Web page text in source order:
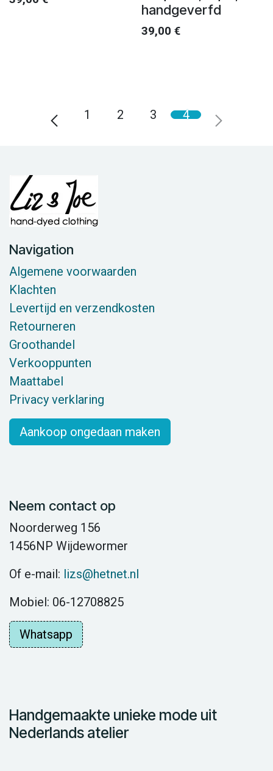
handgeverfd
39,00 €
1 2 3 4
Navigation
Algemene voorwaarden
Klachten
Levertijd en verzendkosten
Retourneren
Groothandel
Verkooppunten
Maattabel
Privacy verklaring
Aankoop ongedaan maken
Neem contact op
Noorderweg 156
1456NP Wijdewormer
Of e-mail: lizs@hetnet.nl
Mobiel: 06-12708825
Whatsapp
Handgemaakte unieke mode uit
Nederlands atelier